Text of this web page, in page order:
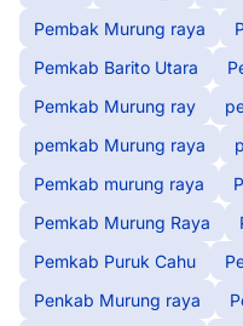
Pembak Murung raya
Pemkab Barito Utara
Pemkab Murung ray
pemkab Murung raya
Pemkab murung raya
Pemkab Murung Raya
Pemkab Puruk Cahu
Penkab Murung raya